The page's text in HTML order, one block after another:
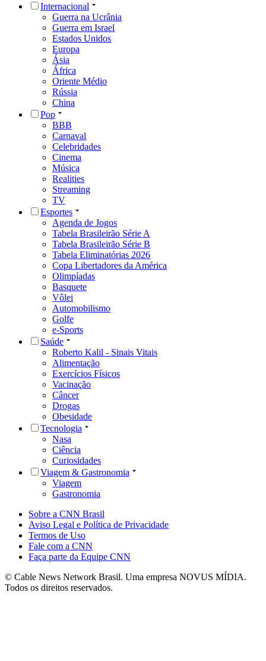
Internacional
Guerra na Ucrânia
Guerra em Israel
Estados Unidos
Europa
Ásia
África
Oriente Médio
Rússia
China
Pop
BBB
Carnaval
Celebridades
Cinema
Música
Realities
Streaming
TV
Esportes
Agenda de Jogos
Tabela Brasileirão Série A
Tabela Brasileirão Série B
Tabela Eliminatórias 2026
Copa Libertadores da América
Olimpíadas
Basquete
Vôlei
Automobilismo
Golfe
e-Sports
Saúde
Roberto Kalil - Sinais Vitais
Alimentação
Exercícios Físicos
Vacinação
Câncer
Drogas
Obesidade
Tecnologia
Nasa
Ciência
Curiosidades
Viagem & Gastronomia
Viagem
Gastronomia
Sobre a CNN Brasil
Aviso Legal e Política de Privacidade
Termos de Uso
Fale com a CNN
Faça parte da Equipe CNN
© Cable News Network Brasil. Uma empresa NOVUS MÍDIA.
Todos os direitos reservados.